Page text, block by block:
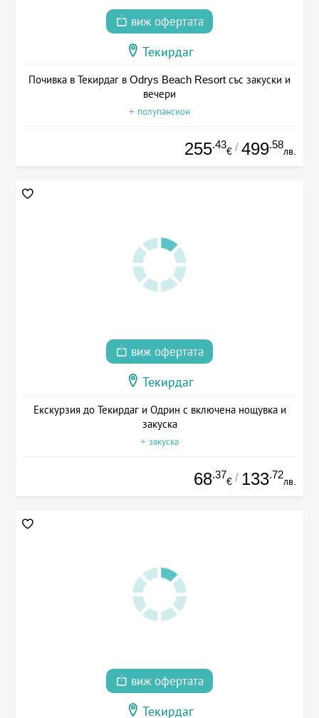
виж офертата
Текирдаг
Почивка в Текирдаг в Odrys Beach Resort със закуски и
вечери
+ полупансион
255.43
€ / 499.58
лв.
виж офертата
Текирдаг
Екскурзия до Текирдаг и Одрин с включена нощувка и
закуска
+ закуска
68.37
€ / 133.72
лв.
виж офертата
Текирдаг